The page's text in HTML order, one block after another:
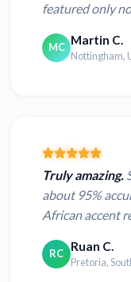
featured only
MC Martin C.
Nottingham,
Truly amazing.
about 95%
African accent
RC Ruan C.
Pretoria,